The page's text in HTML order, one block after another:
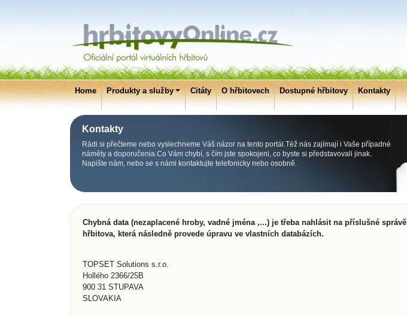
Home Produkty a služby Citáty O hřbitovech Dostupné hřbitovy Kontakty
Kontakty
Rádi si přečteme nebo vyslechneme Váš názor na tento portál.Též nás zajímají i Vaše případné
náměty a doporučenia.Co Vám chybí, s čím jste spokojeni, co byste si představovali jinak.
Napište nám, nebo se s námi kontaktujte telefonicky nebo osobně.
Chybná data (nezaplacené hroby, vadné jména ,...) je třeba nahlásit na příslušné správě
hřbitova, která následně provede úpravu ve vlastních databázích.
TOPSET Solutions s.r.o.
Hollého 2366/25B
900 31 STUPAVA
SLOVAKIA